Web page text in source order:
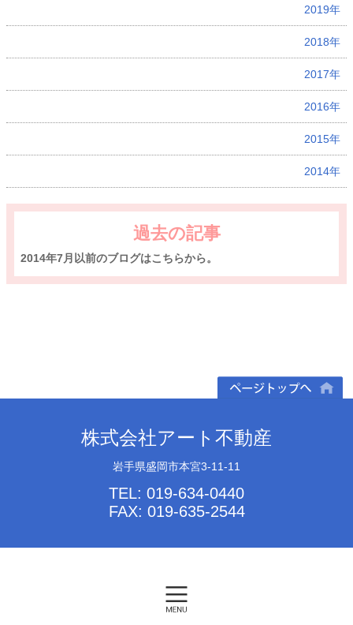
2019年
2018年
2017年
2016年
2015年
2014年
過去の記事
2014年7月以前のブログはこちらから。
株式会社アート不動産
岩手県盛岡市本宮3-11-11
TEL: 019-634-0440
FAX: 019-635-2544